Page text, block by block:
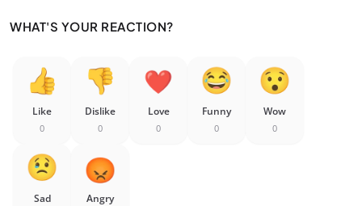
WHAT'S YOUR REACTION?
Like
0
Dislike
0
Love
0
Funny
0
Wow
0
Sad Angry